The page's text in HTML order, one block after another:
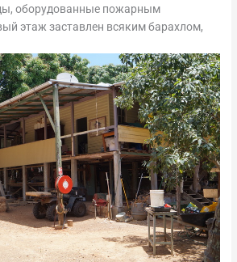
оборудованные пожарным
этаж заставлен всяким барахлом,